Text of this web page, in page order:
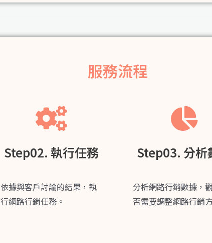
服務流程
Step02. 執行任務
依據與客戶討論的結果，執
行網路行銷任務。
Step03. 分析
分析網路行銷數據，
否需要調整網路行銷